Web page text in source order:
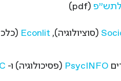
לתש"פ (pdf)
(סוציולוגיה),Econlit
PsycINFO (פסיכולוגיה) ו-